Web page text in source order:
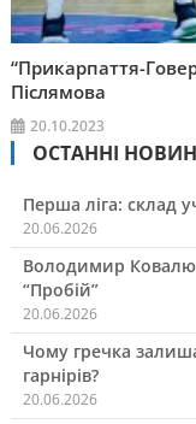
“Прикарпаття-
Післямова
20.10.2023
ОСТАННІ
Перша ліга: склад
20.06.2026
Володимир
“Пробій”
20.06.2026
Чому гречка
гарнірів?
20.06.2026